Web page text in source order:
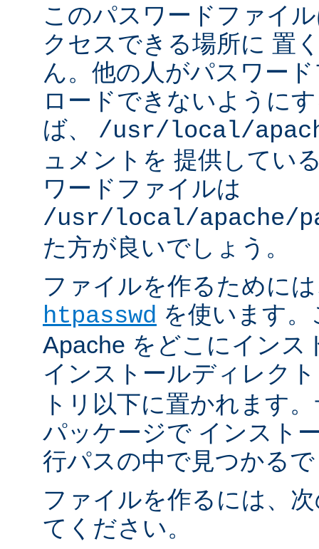
このパスワードファイ
クセスできる場所に 置
ん。他の人がパスワー
ロードできないように
ば、 /usr/local/
ュメントを 提供してい
ワードファイルは
/usr/local/apache/
た方が良いでしょう。
ファイルを作るために
htpasswd を使います
Apache をどこにインス
インストールディレク
トリ以下に置かれます
パッケージで インスト
行パスの中で見つかる
ファイルを作るには、
てください。